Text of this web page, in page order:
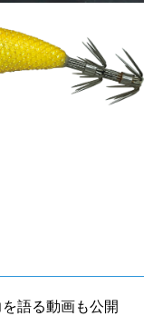
語る動画も公開